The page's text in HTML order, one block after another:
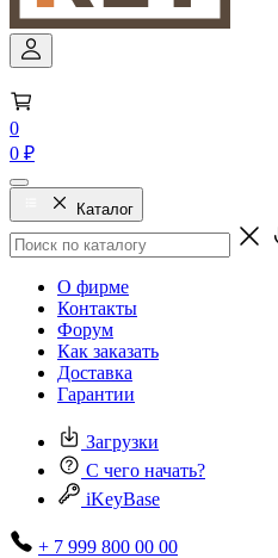
0
0 ₽
Каталог
О фирме
Контакты
Форум
Как заказать
Доставка
Гарантии
Загрузки
С чего начать?
iKeyBase
+ 7 999 800 00 00